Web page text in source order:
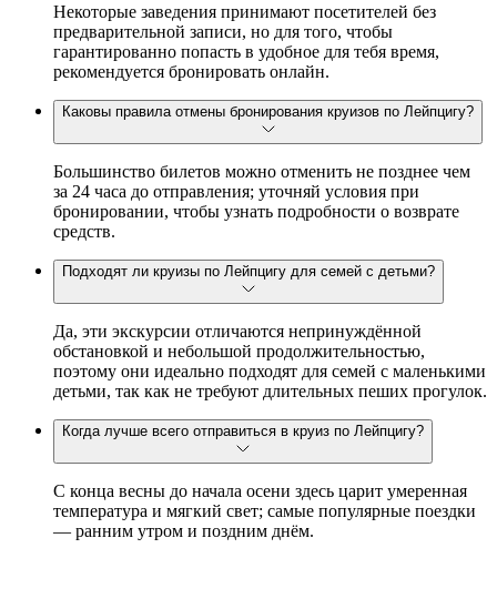
Некоторые заведения принимают посетителей без
предварительной записи, но для того, чтобы
гарантированно попасть в удобное для тебя время,
рекомендуется бронировать онлайн.
Каковы правила отмены бронирования круизов по Лейпцигу?
Большинство билетов можно отменить не позднее чем
за 24 часа до отправления; уточняй условия при
бронировании, чтобы узнать подробности о возврате
средств.
Подходят ли круизы по Лейпцигу для семей с детьми?
Да, эти экскурсии отличаются непринуждённой
обстановкой и небольшой продолжительностью,
поэтому они идеально подходят для семей с маленькими
детьми, так как не требуют длительных пеших прогулок.
Когда лучше всего отправиться в круиз по Лейпцигу?
С конца весны до начала осени здесь царит умеренная
температура и мягкий свет; самые популярные поездки
— ранним утром и поздним днём.